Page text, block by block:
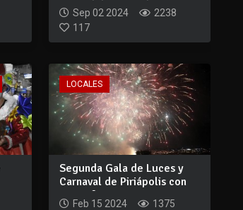
parte del Carnaval...
Sep 02 2024
2238
117
LOCALES
Segunda Gala de Luces y
Carnaval de Piriápolis con
nueva fec...
Feb 15 2024
1375